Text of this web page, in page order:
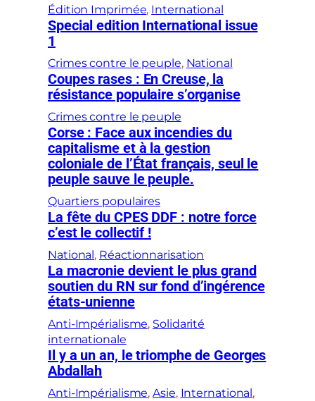
Édition Imprimée, International
Special edition International issue
1
Crimes contre le peuple, National
Coupes rases : En Creuse, la
résistance populaire s’organise
Crimes contre le peuple
Corse : Face aux incendies du
capitalisme et à la gestion
coloniale de l’État français, seul le
peuple sauve le peuple.
Quartiers populaires
La fête du CPES DDF : notre force
c’est le collectif !
National , Réactionnarisation
La macronie devient le plus grand
soutien du RN sur fond d’ingérence
états-unienne
Anti-Impérialisme, Solidarité
internationale
Il y a un an, le triomphe de Georges
Abdallah
Anti-Impérialisme, Asie, International